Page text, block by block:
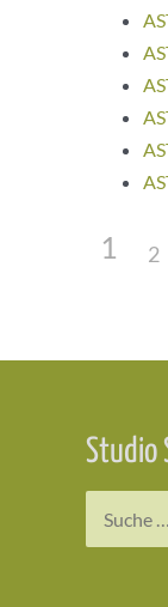
1 2
Studio